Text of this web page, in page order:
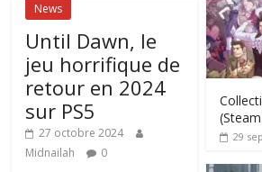
News
Until Dawn, le
jeu horrifique de
retour en 2024
sur PS5
27 octobre 2024
Midnailah
0
29